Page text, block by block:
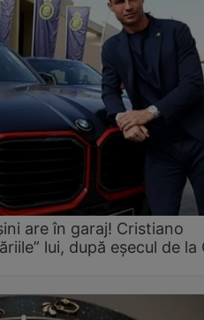
are în garaj! Cristiano
lui, după eșecul de la